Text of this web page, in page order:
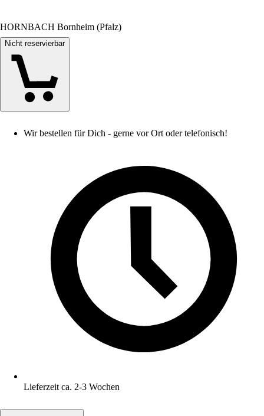
HORNBACH Bornheim (Pfalz)
Nicht reservierbar
Wir bestellen für Dich - gerne vor Ort oder telefonisch!
Lieferzeit ca. 2-3 Wochen